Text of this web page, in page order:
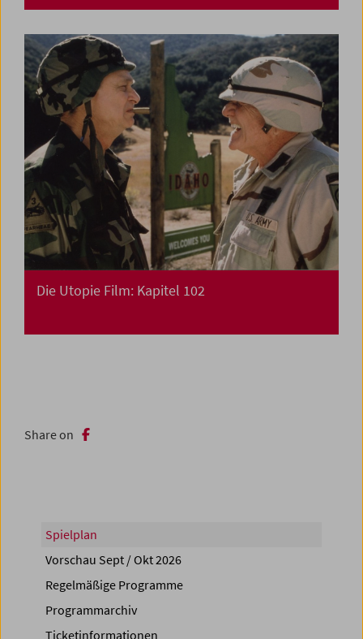
Die Utopie Film: Kapitel 102
Share on
Spielplan
Vorschau Sept / Okt 2026
Regelmäßige Programme
Programmarchiv
Ticketinformationen